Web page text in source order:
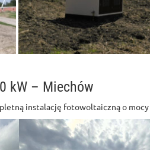
kW – Miechów
instalację fotowoltaiczną o mocy